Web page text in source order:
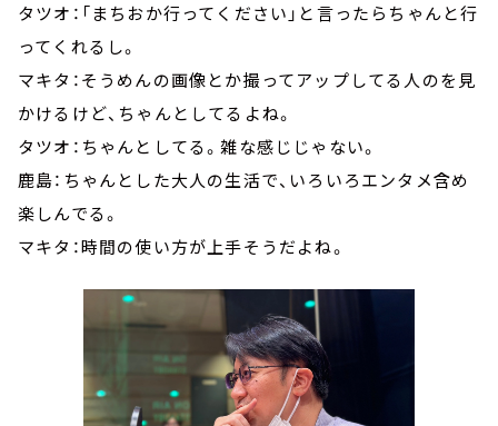
タツオ：「まちおか行ってください」と言ったらちゃんと行
ってくれるし。
マキタ：そうめんの画像とか撮ってアップしてる人のを見
かけるけど、ちゃんとしてるよね。
タツオ：ちゃんとしてる。雑な感じじゃない。
鹿島：ちゃんとした大人の生活で、いろいろエンタメ含め
楽しんでる。
マキタ：時間の使い方が上手そうだよね。